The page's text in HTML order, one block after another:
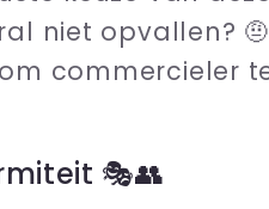
niet opvallen?
commercieler
🎭👥